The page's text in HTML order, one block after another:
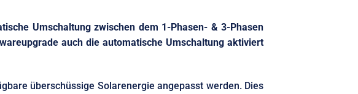
Umschaltung zwischen dem 1-Phasen- & 3-Phasen
auch die automatische Umschaltung aktiviert
überschüssige Solarenergie angepasst werden. Dies